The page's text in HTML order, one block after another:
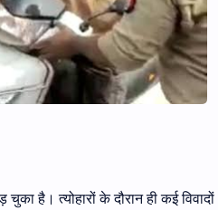
है। त्योहारों के दौरान ही कई विवादों